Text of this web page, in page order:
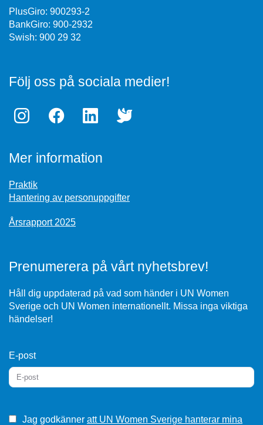
PlusGiro: 900293-2
BankGiro: 900-2932
Swish: 900 29 32
Följ oss på sociala medier!
Mer information
Praktik
Hantering av personuppgifter
Årsrapport 2025
Prenumerera på vårt nyhetsbrev!
Håll dig uppdaterad på vad som händer i UN Women
Sverige och UN Women internationellt. Missa inga viktiga
händelser!
E-post
Jag godkänner att UN Women Sverige hanterar mina